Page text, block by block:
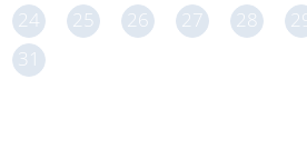
24 25 26 27 28
31